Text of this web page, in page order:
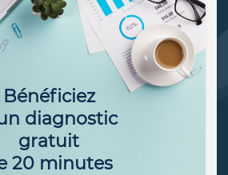
Bénéficiez
diagnostic
gratuit
20 minutes